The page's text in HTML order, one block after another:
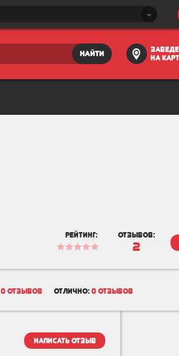
найти
на
рейтинг: отзывов:
2
0 отзывов отлично: 0 отзывов
написать отзыв